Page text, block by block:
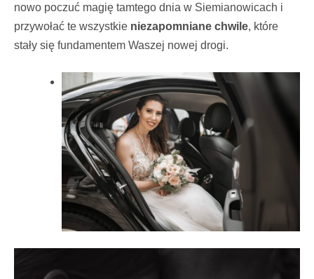
nowo poczuć magię tamtego dnia w Siemianowicach i
przywołać te wszystkie niezapomniane chwile, które
stały się fundamentem Waszej nowej drogi.